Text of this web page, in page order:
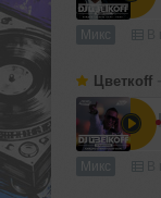
Микс
Цветкоff
Микс